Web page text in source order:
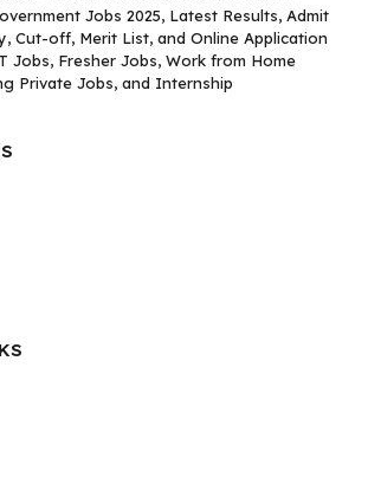
Jobs 2025, Latest Results, Admit
Cut-off, Merit List, and Online Application
Jobs, Fresher Jobs, Work from Home
Private Jobs, and Internship